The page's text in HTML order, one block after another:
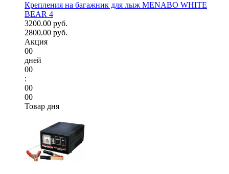
Крепления на багажник для лыж MENABO WHITE
BEAR 4
3200.00 руб.
2800.00 руб.
Акция
00
дней
00
:
00
00
Товар дня